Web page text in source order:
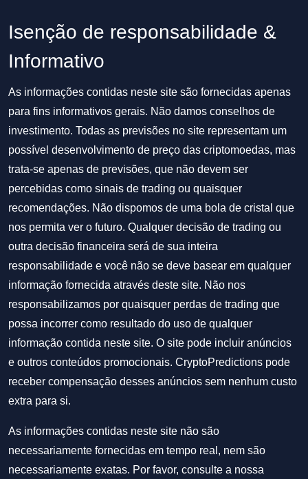
Isenção de responsabilidade &
Informativo
As informações contidas neste site são fornecidas apenas
para fins informativos gerais. Não damos conselhos de
investimento. Todas as previsões no site representam um
possível desenvolvimento de preço das criptomoedas, mas
trata-se apenas de previsões, que não devem ser
percebidas como sinais de trading ou quaisquer
recomendações. Não dispomos de uma bola de cristal que
nos permita ver o futuro. Qualquer decisão de trading ou
outra decisão financeira será de sua inteira
responsabilidade e você não se deve basear em qualquer
informação fornecida através deste site. Não nos
responsabilizamos por quaisquer perdas de trading que
possa incorrer como resultado do uso de qualquer
informação contida neste site. O site pode incluir anúncios
e outros conteúdos promocionais. CryptoPredictions pode
receber compensação desses anúncios sem nenhum custo
extra para si.
As informações contidas neste site não são
necessariamente fornecidas em tempo real, nem são
necessariamente exatas. Por favor, consulte a nossa